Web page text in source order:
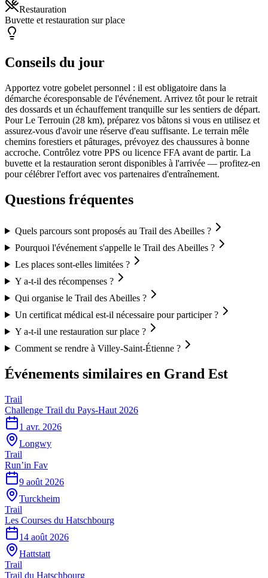
Restauration
Buvette et restauration sur place
Conseils du jour
Apportez votre gobelet personnel : il est obligatoire dans la
démarche écoresponsable de l'événement. Arrivez tôt pour le retrait
des dossards et un échauffement tranquille sur les sentiers de départ.
Pour Le Terrouin (28 km), préparez vos bâtons si vous en utilisez et
assurez-vous d'avoir une réserve d'eau suffisante. Le terrain mêle
chemins forestiers et pâturages, prévoyez des chaussures à bonne
accroche. Contrôlez votre PPS ou licence FFA avant de partir. La
buvette et la restauration seront disponibles à l'arrivée — profitez-en
pour célébrer l'effort avec vos partenaires d'entraînement.
Questions fréquentes
Quels parcours sont proposés au Trail des Abeilles ?
Pourquoi l'événement s'appelle le Trail des Abeilles ?
Les places sont-elles limitées ?
Y a-t-il des récompenses ?
Qui organise le Trail des Abeilles ?
Un certificat médical est-il nécessaire pour participer ?
Y a-t-il une restauration sur place ?
Comment se rendre à Villey-Saint-Étienne ?
Événements similaires en Grand Est
Trail
Challenge Trail du Pays-Haut 2026
1 avr. 2026
Longwy
Trail
Run’in Fav
9 août 2026
Turckheim
Trail
Les Courses du Hatschbourg
14 août 2026
Hattstatt
Trail
Trail du Hatschbourg